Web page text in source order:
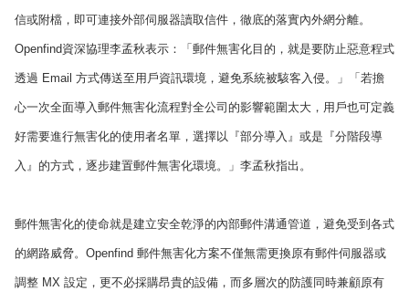
信或附檔，即可連接外部伺服器讀取信件，徹底的落實內外網分離。
Openfind資深協理李孟秋表示：「郵件無害化目的，就是要防止惡意程式
透過 Email 方式傳送至用戶資訊環境，避免系統被駭客入侵。」「若擔
心一次全面導入郵件無害化流程對全公司的影響範圍太大，用戶也可定義
好需要進行無害化的使用者名單，選擇以『部分導入』或是『分階段導
入』的方式，逐步建置郵件無害化環境。」李孟秋指出。
郵件無害化的使命就是建立安全乾淨的內部郵件溝通管道，避免受到各式
的網路威脅。Openfind 郵件無害化方案不僅無需更換原有郵件伺服器或
調整 MX 設定，更不必採購昂貴的設備，而多層次的防護同時兼顧原有